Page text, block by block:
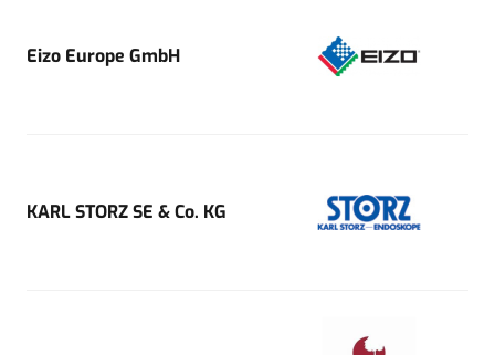
Eizo Europe GmbH
KARL STORZ SE & Co. KG